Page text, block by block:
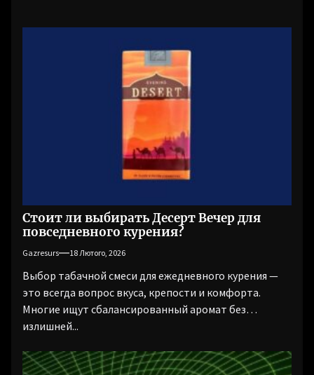
Стоит ли выбирать Десерт Вечер для
повседневного курения?
Gazresurs 18 Лютого, 2026
Выбор табачной смеси для ежедневного курения —
это всегда вопрос вкуса, крепости и комфорта.
Многие ищут сбалансированный аромат без
излишней...